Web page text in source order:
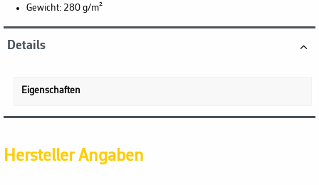
Gewicht: 280 g/m²
Details
Eigenschaften
Hersteller Angaben